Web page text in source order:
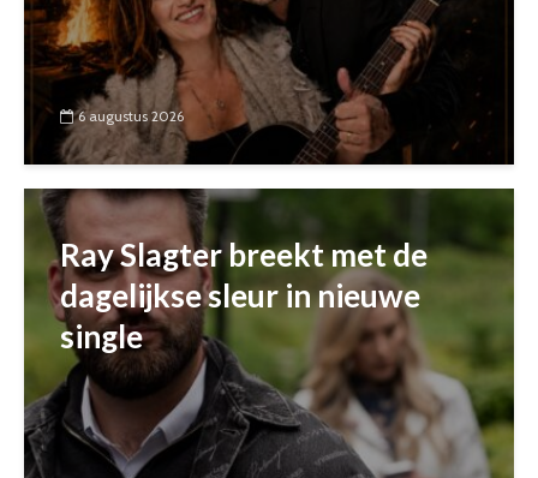
6 augustus 2026
Ray Slagter breekt met de
dagelijkse sleur in nieuwe
single